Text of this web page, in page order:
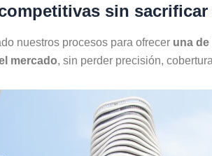
sin sacrificar
nuestros procesos para ofrecer una de
mercado, sin perder precisión,